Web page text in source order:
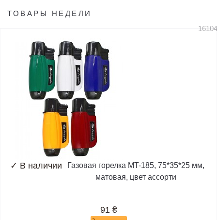
ТОВАРЫ НЕДЕЛИ
✓ В наличии
Газовая горелка MT-185, 75*35*25 мм,
матовая, цвет ассорти
91 ₴